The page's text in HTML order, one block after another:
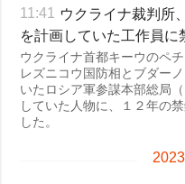
事故・緊急事態
追加
特集
インタビュー
写真
11:41
ウクライナ裁判所
を計画していた工作員
ウクライナ首都キーウのペ
レズニコウ国防相とブダー
いたロシア軍参謀本部総局
していた人物に、１２年の
した。